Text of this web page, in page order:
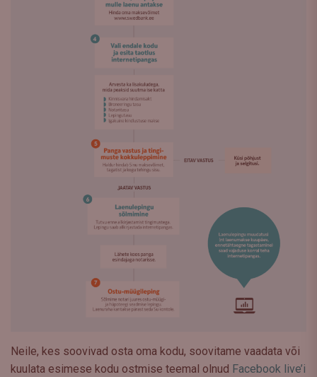
Neile, kes soovivad osta oma kodu, soovitame vaadata või
kuulata esimese kodu ostmise teemal olnud Facebook live’i